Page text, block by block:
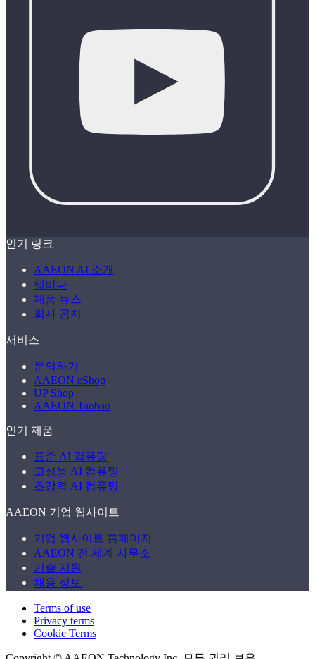
인기 링크
AAEON AI 소개
웨비나
제품 뉴스
회사 공지
서비스
문의하기
AAEON eShop
UP Shop
AAEON Taobao
인기 제품
표준 AI 컴퓨팅
고성능 AI 컴퓨팅
초강력 AI 컴퓨팅
AAEON 기업 웹사이트
기업 웹사이트 홈페이지
AAEON 전 세계 사무소
기술 지원
채용 정보
Terms of use
Privacy terms
Cookie Terms